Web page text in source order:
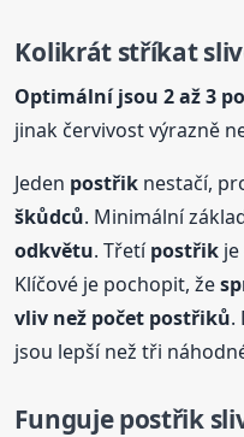
Kolikrát stříkat
Optimální jsou 2 až 3
jinak červivost výrazně
Jeden postřik nestačí,
škůdců. Minimální
odkvětu. Třetípostřik
Klíčové je pochopit, že
vliv než počet postřiků.
jsou lepší než tři
Fungujepostřik